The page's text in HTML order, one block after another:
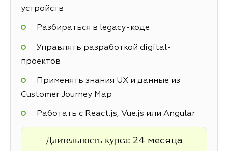
устройств
Разбираться в legacy-коде
Управлять разработкой digital-
проектов
Применять знания UX и данные из
Customer Journey Map
Работать с React.js, Vue.js или Angular
Длительность курса: 24 месяца